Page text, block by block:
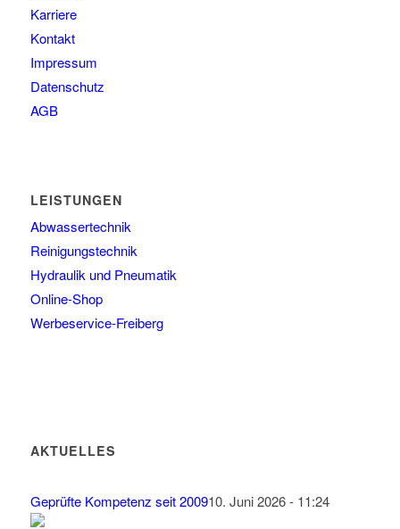
Karriere
Kontakt
Impressum
Datenschutz
AGB
LEISTUNGEN
Abwassertechnik
Reinigungstechnik
Hydraulik und Pneumatik
Online-Shop
Werbeservice-Freiberg
AKTUELLES
Geprüfte Kompetenz seit 200910. Juni 2026 - 11:24